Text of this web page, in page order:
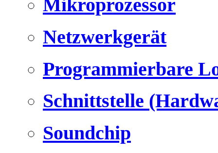
Mikroprozessor
Netzwerkgerät
Programmierbare
Schnittstelle
Soundchip